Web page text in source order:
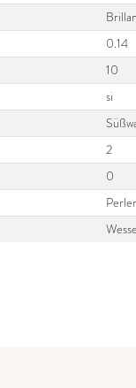
0.14
10
si
2
0